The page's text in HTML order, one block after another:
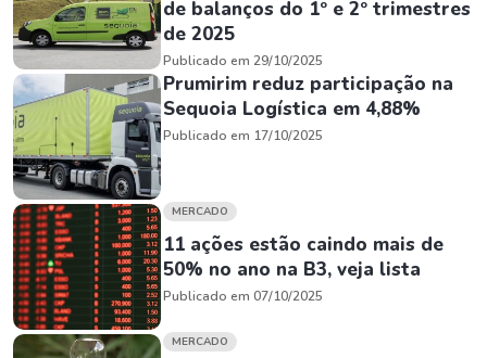
de balanços do 1º e 2º trimestres
de 2025
Publicado em 29/10/2025
Prumirim reduz participação na
Sequoia Logística em 4,88%
Publicado em 17/10/2025
MERCADO
11 ações estão caindo mais de
50% no ano na B3, veja lista
Publicado em 07/10/2025
MERCADO